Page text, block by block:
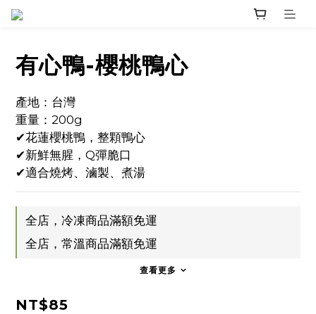
有心鴨-櫻桃鴨心
產地：台灣
重量：200g
✔花蓮櫻桃鴨，整顆鴨心
✔新鮮無腥，Q彈脆口
✔適合燒烤、滷製、煮湯
全店，冷凍商品滿額免運
全店，常溫商品滿額免運
查看更多
NT$85